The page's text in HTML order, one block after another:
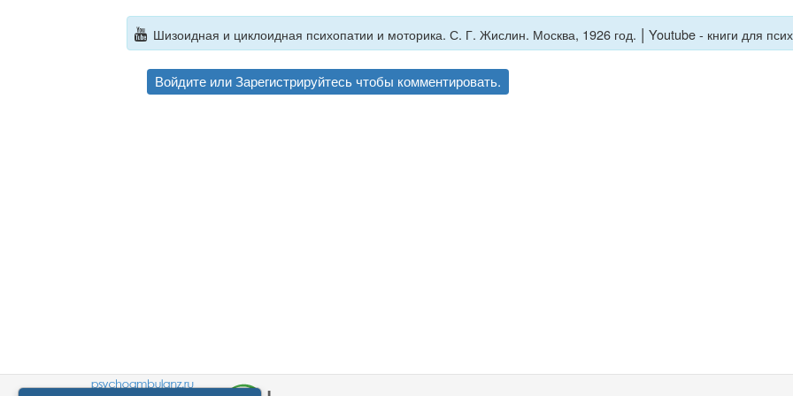
Шизоидная и циклоидная психопатии и моторика. С. Г. Жислин. Москва, 1926 год. | Youtube - книги для
Войдите илиЗарегистрируйтесь чтобы комментировать.